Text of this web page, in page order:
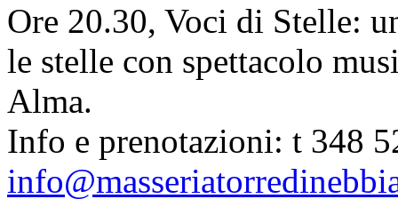
Ore 20.30, Voci di Stelle:
le stelle con spettacolo
Alma.
Info e prenotazioni: t 348